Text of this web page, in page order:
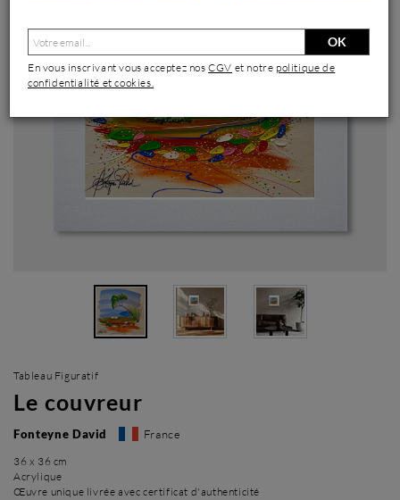
Tableau Figuratif
Le couvreur
Fonteyne David France
36 x 36 cm
Acrylique
Œuvre unique livrée avec certificat d'authenticité
OK
En vous inscrivant vous acceptez nosCGV et notre politique de
confidentialité et cookies.